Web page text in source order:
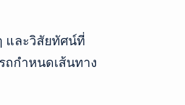
และวิสัยทัศน์ที่
ถกำหนดเส้นทาง